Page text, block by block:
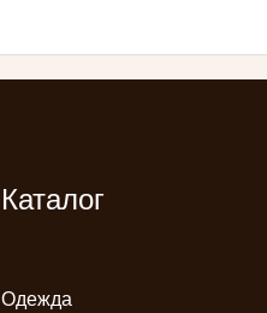
Каталог
Одежда